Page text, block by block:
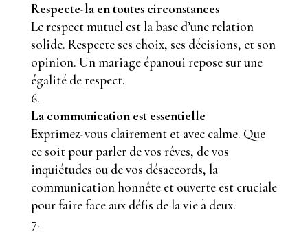
Respecte-la en toutes circonstances
Le respect mutuel est la base d’une relation
solide. Respecte ses choix, ses décisions, et son
opinion. Un mariage épanoui repose sur une
égalité de respect.
La communication est essentielle
Exprimez-vous clairement et avec calme. Que
ce soit pour parler de vos rêves, de vos
inquiétudes ou de vos désaccords, la
communication honnête et ouverte est cruciale
pour faire face aux défis de la vie à deux.